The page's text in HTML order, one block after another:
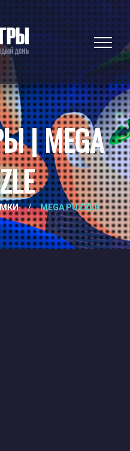
| MEGA
/ MEGA PUZZLE